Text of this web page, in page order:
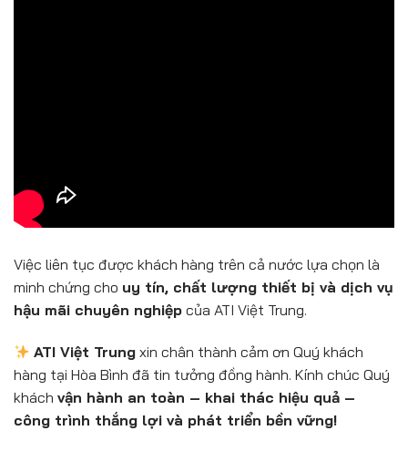
Việc liên tục được khách hàng trên cả nước lựa chọn là
minh chứng cho uy tín, chất lượng thiết bị và dịch vụ
hậu mãi chuyên nghiệp của ATI Việt Trung.
ATI Việt Trung xin chân thành cảm ơn Quý khách
hàng tại Hòa Bình đã tin tưởng đồng hành. Kính chúc Quý
khách vận hành an toàn – khai thác hiệu quả –
công trình thắng lợi và phát triển bền vững!